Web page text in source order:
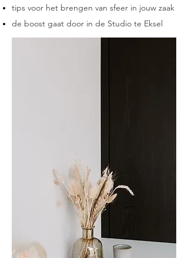
tips voor het brengen van sfeer in jouw zaak
de boost gaat door in de Studio te Eksel